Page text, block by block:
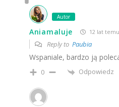
Autor
Aniamaluje 12 lat temu
Reply to Paubia
Wspaniale, bardzo ją
0 Odpowiedz